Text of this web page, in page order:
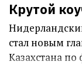
Крутой
стал новым
Казахстана по